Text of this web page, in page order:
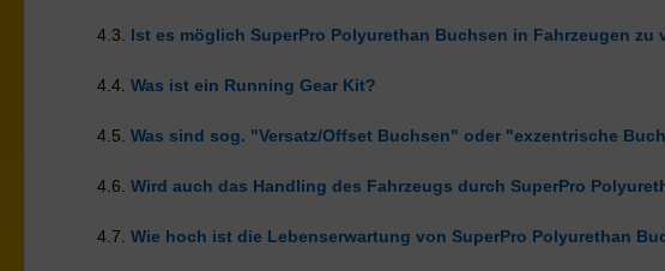
4.3. Ist es möglich SuperPro Polyurethan Buchsen in Fahrzeugen
4.4. Was ist ein Running Gear Kit?
4.5. Was sind sog. "Versatz/Offset Buchsen" oder "exzentrische
4.6. Wird auch das Handling des Fahrzeugs durch SuperPro
4.7. Wie hoch ist die Lebenserwartung von SuperPro Polyurethan